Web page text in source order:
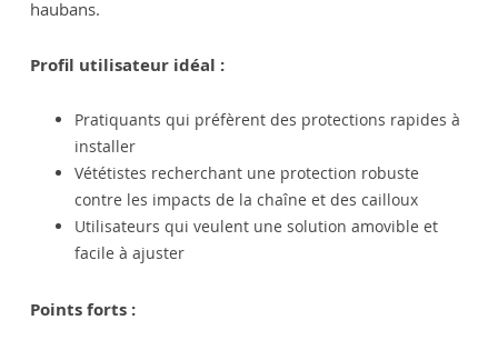
haubans.
Profil utilisateur idéal :
Pratiquants qui préfèrent des protections rapides à
installer
Vététistes recherchant une protection robuste
contre les impacts de la chaîne et des cailloux
Utilisateurs qui veulent une solution amovible et
facile à ajuster
Points forts :